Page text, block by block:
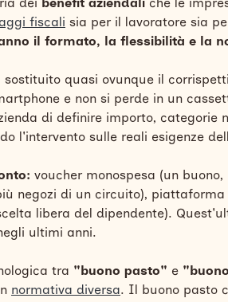
fiscali sia per il lavoratore sia
il formato, la flessibilità e la
sostituito quasi ovunque il
e non si perde in un
di definire importo, categorie
l'intervento sulle reali esigenze
voucher monospesa (un
negozi di un circuito),
libera del dipendente).
ultimi anni.
tra "buono pasto" e
n normativa diversa. Il buono pasto